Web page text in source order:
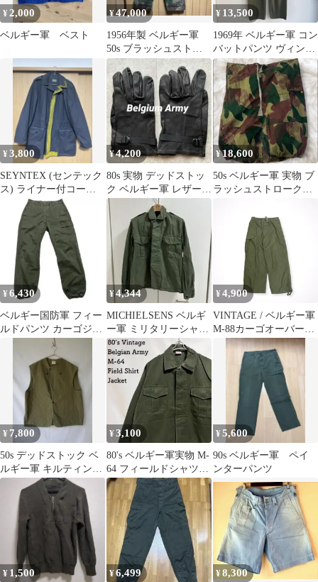
¥2,000
ベルギー軍 ベスト
¥47,000
1956年製 ベルギー軍
50s ブラッシュストロ
ークカモ
¥ 13,500
1969年 ベルギー軍 コン
バットパンツ ヴィンテ
ージ 古着 ミリタリーパ
ンツ
¥3,800
SEYNTEX (センテック
ス) ライナー付コート
ベルギー軍 濃いグレ
¥4,200
80s 実物 デッドストッ
ク ベルギー軍 レザーグ
ローブ 手袋 ブラック
本革
¥18,600
50s ベルギー軍 実物 ブ
ラッシュストロークカ
¥ 6,430
ベルギー国防軍 フィー
ルドパンツ カーゴジョ
¥4,344
MICHIELSENS ベルギ
ー軍 ミリタリーシャツ
1980
¥4,900
VINTAGE / ベルギー軍
M-88カーゴオーバーパ
ンツ SIZE：W80cm
¥ 7,800
50s デッドストック ベ
ルギー軍 キルティング
ベスト ライナー ミリタ
リー
¥3,100
80's ベルギー軍実物 M-
64 フィールドシャツジ
ャケット 40
¥5,600
90s ベルギー軍 ペイ
ンターパンツ
¥ 1,500 ¥6,499 ¥8,300